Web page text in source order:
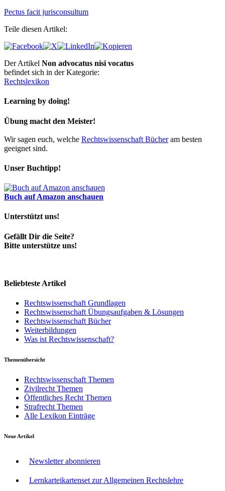
Pectus facit jurisconsultum
Teile diesen Artikel:
Der Artikel Non advocatus nisi vocatus
befindet sich in der Kategorie:
Rechtslexikon
Learning by doing!
Übung macht den Meister!
Wir sagen euch, welche Rechtswissenschaft Bücheram besten
geeignet sind.
Unser Buchtipp!
Buch auf Amazon anschauen
Unterstützt uns!
Gefällt Dir die Seite?
Bitte unterstütze uns!
Beliebteste Artikel
Rechtswissenschaft Grundlagen
Rechtswissenschaft Übungsaufgaben & Lösungen
Rechtswissenschaft Bücher
Weiterbildungen
Was ist Rechtswissenschaft?
Themenübersicht
Rechtswissenschaft Themen
Zivilrecht Themen
Öffentliches Recht Themen
Strafrecht Themen
Alle Lexikon Einträge
Neue Artikel
Newsletter abonnieren
Lernkarteikartenset zur Allgemeinen Rechtslehre